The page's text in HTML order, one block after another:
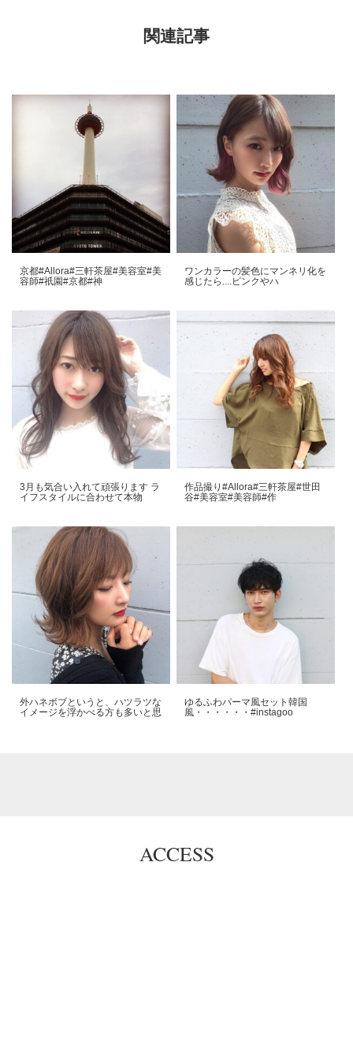
関連記事
京都#Allora#三軒茶屋#美容室#美
容師#祇園#京都#神
ワンカラーの髪色にマンネリ化を
感じたら....ピンクやハ
3月も気合い入れて頑張ります️ ラ
イフスタイルに合わせて本物
作品撮り#Allora#三軒茶屋#世田
谷#美容室#美容師#作
外ハネボブというと、ハツラツな
イメージを浮かべる方も多いと思
ゆるふわパーマ風セット韓国
風・・・・・・#instagoo
ACCESS